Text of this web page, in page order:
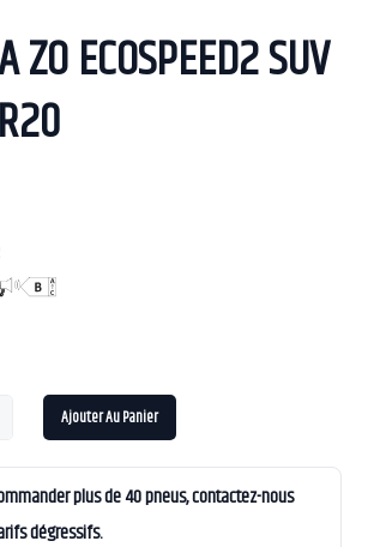
ZO ECOSPEED2 SUV
Ajouter Au Panier
plus de 40 pneus, contactez-nous
dégressifs.